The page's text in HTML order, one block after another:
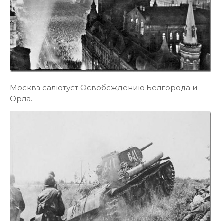
Москва салютует Освобождению Белгорода и
Орла.